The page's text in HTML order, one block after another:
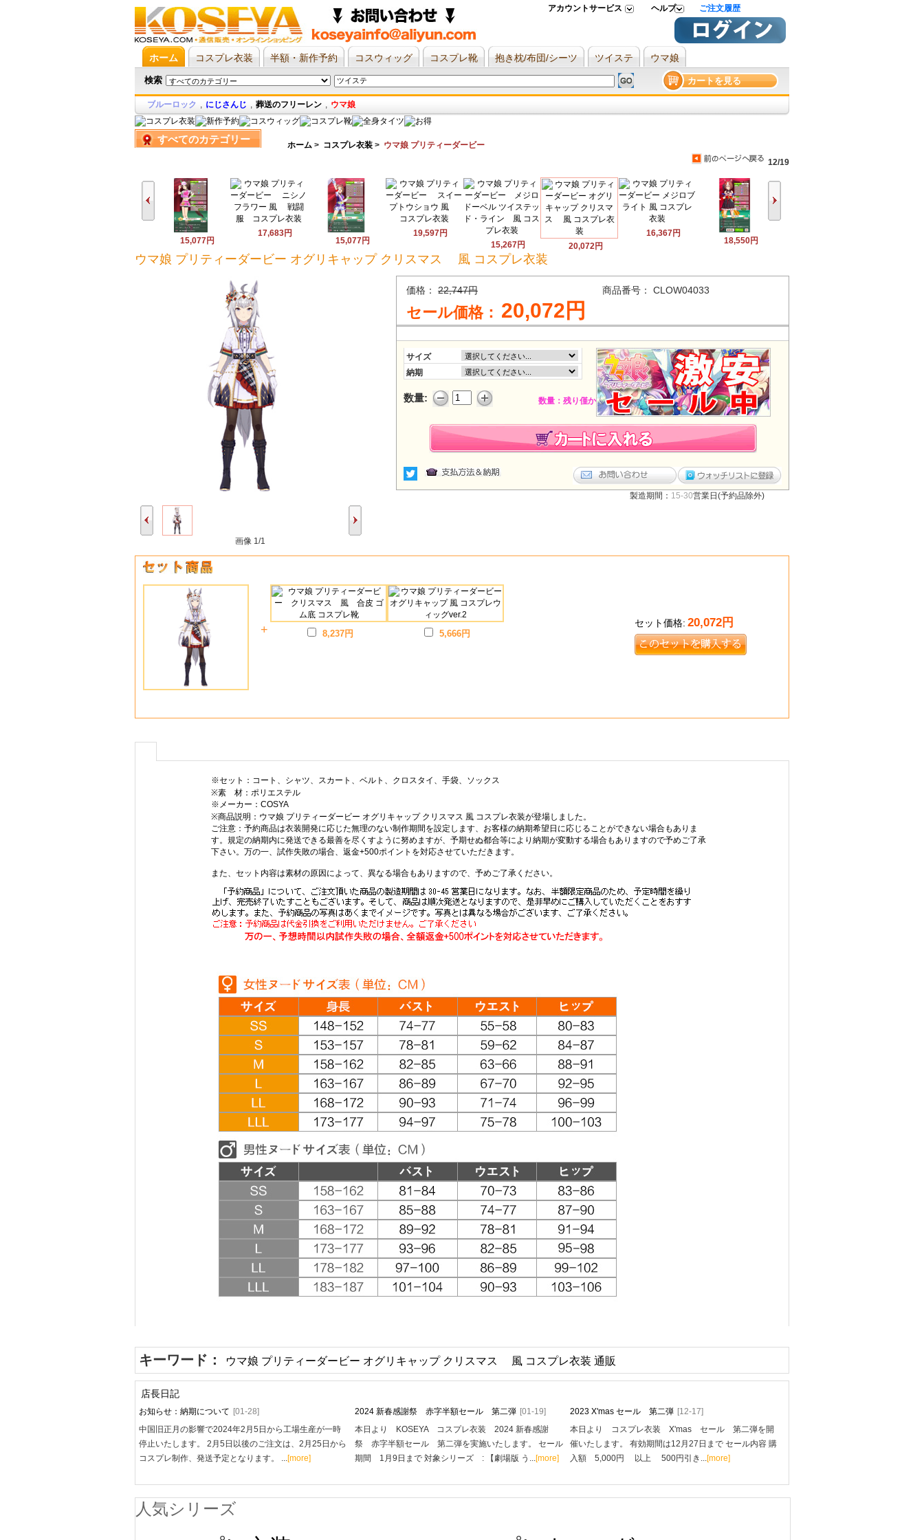
アカウントサービス ヘルプ ご注文履歴
ホーム コスプレ衣装 半額・新作予約 コスウィッグ コスプレ靴 抱き枕/布団/シーツ ツイステ ウマ娘
検索 カートを見る
ブルーロック , にじさんじ , 葬送のフリーレン , ウマ娘
すべてのカテゴリー ホーム > コスプレ衣装 > ウマ娘 プリティーダービー
12/19
15,077円
17,683円
15,077円
19,597円
15,267円
20,072円
16,367円
18,550円
ウマ娘 プリティーダービー オグリキャップ クリスマス 風 コスプレ衣装
画像 1/1
価格： 22,747円 商品番号： CLOW04033
セール価格： 20,072円
サイズ
納期
数量：残り僅か
数量:
製造期間： 15-30営業日(予約品除外)
+ 8,237円 5,666円
セット価格: 20,072円
※セット：コート、シャツ、スカート、ベルト、クロスタイ、手袋、ソックス
※素 材：ポリエステル
※メーカー：COSYA
※商品説明：ウマ娘 プリティーダービー オグリキャップ クリスマス 風 コスプレ衣装が登場しました。
ご注意：予約商品は衣装開発に応じた無理のない制作期間を設定します、お客様の納期希望日に応じることができない場合もありま
す。規定の納期内に発送できる最善を尽くすように努めますが、予期せぬ都合等により納期が変動する場合もありますので予めご了承
下さい。万の一、試作失敗の場合、返金+500ポイントを対応させていただきます。
また、セット内容は素材の原因によって、異なる場合もありますので、予めご了承ください。
キーワード： ウマ娘 プリティーダービー オグリキャップ クリスマス 風 コスプレ衣装 通販
店長日記
お知らせ：納期について [01-28]
中国旧正月の影響で2024年2月5日から工場生産が一時
停止いたします。 2月5日以後のご注文は、2月25日から
コスプレ制作、発送予定となります。 ...[more]
2024 新春感謝祭 赤字半額セール 第二弾 [01-19]
本日より KOSEYA コスプレ衣装 2024 新春感謝
祭 赤字半額セール 第二弾を実施いたします。 セール
期間 1月9日まで 対象シリーズ : 【劇場版 う...[more]
2023 X'mas セール 第二弾 [12-17]
本日より コスプレ衣装 X'mas セール 第二弾を開
催いたします。 有効期間は12月27日まで セール内容 購
入額 5,000円 以上 500円引き...[more]
人気シリーズ